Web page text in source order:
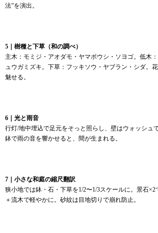
法”を演出。
5｜樹種と下草（和の調べ）
主木：モミジ・アオダモ・ヤマボウシ・ソヨゴ。低木
ュウガミズキ。下草：フッキソウ・ヤブラン・シダ。
魅せる。
6｜光と雨音
行灯/地中埋込で足元をそっと照らし、壁はウォッシュ
鉢で雨の音を響かせると、間が生まれる。
7｜小さな和庭の縮尺翻訳
狭小地では鉢・石・下草を1/2〜1/3スケールに。景石
＋流木で軽やかに。砂紋は目地切りで崩れ防止。